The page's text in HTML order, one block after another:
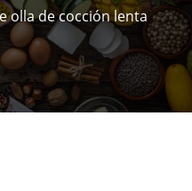
olla de cocción lenta